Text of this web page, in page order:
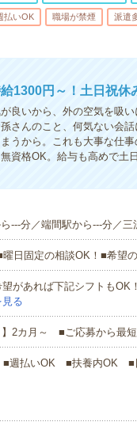
払いOK 職場が禁煙 派遣
円～！土日祝休
良いから、外の空気を吸
さんのこと、何気ない会
うから。これも大事な仕事
資格OK。給与も高めで土
---分／端間駅から---分／三
日固定の相談OK！■希望
があれば下記シフトもOK
る
】2カ月～ ■ご応募から最
■週払いOK ■扶養内OK ■